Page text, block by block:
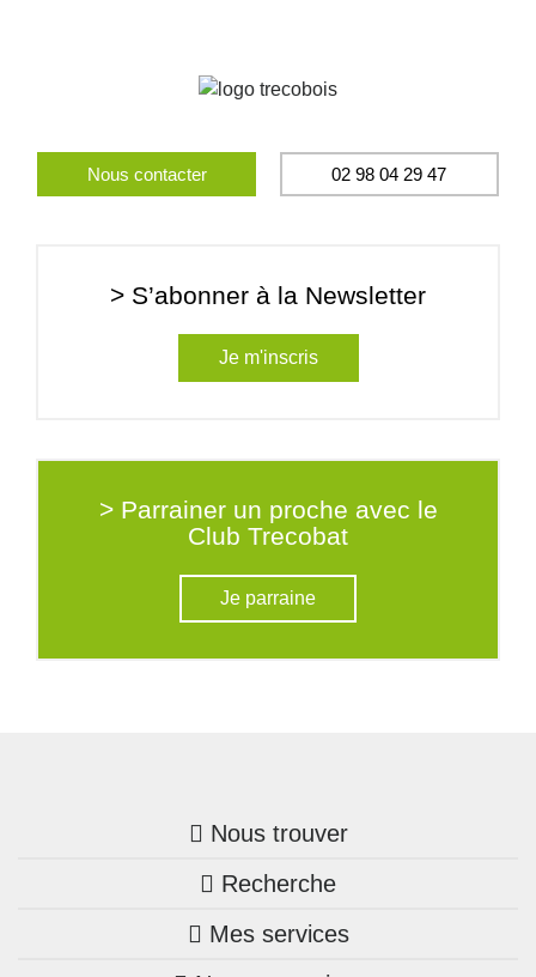
Nous contacter 02 98 04 29 47
> S’abonner à la Newsletter
Je m'inscris
> Parrainer un proche avec le
Club Trecobat
Je parraine
Nous trouver
Trouver une agence
Bretagne
Recherche
Nos annonces
Mes services